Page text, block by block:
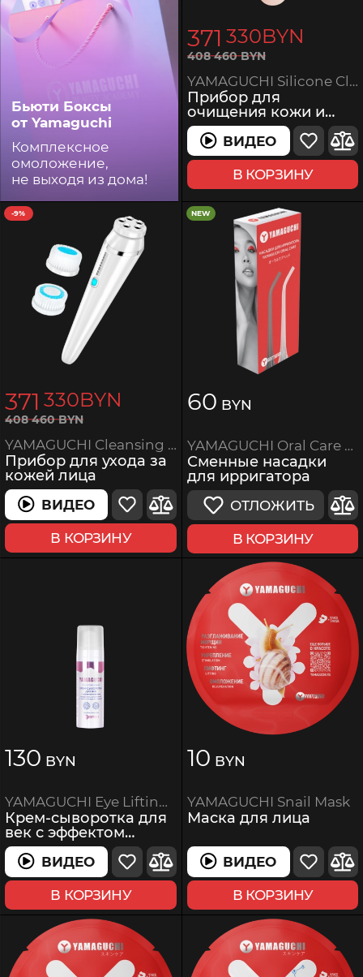
Бьюти Боксы
от Yamaguchi
Комплексное
омоложение,
не выходя из дома!
371 330BYN
408 460BYN
YAMAGUCHI Silicone Cleansing Brush
Прибор для
очищения кожи и
массажа лица
ВИДЕОВИДЕО
В КОРЗИНУ
-9%
371 330BYN
408 460BYN
YAMAGUCHI Cleansing System 3-in-1
Прибор для ухода за
кожей лица
ВИДЕОВИДЕО
В КОРЗИНУ
NEW
60 BYN
YAMAGUCHI Oral Care Heads
Сменные насадки
для ирригатора
ОТЛОЖИТЬ
В КОРЗИНУ
130 BYN
YAMAGUCHI Eye Lifting Cream
Крем-сыворотка для
век с эффектом
лифтинга
ВИДЕОВИДЕО
В КОРЗИНУ
10 BYN
YAMAGUCHI Snail Mask
Маска для лица
ВИДЕОВИДЕО
В КОРЗИНУ